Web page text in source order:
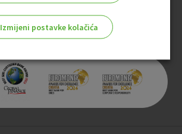
Izmijeni postavke kolačića